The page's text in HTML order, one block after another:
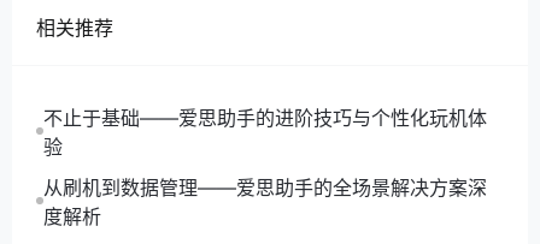
电池该换了。
换过主板的一眼看穿。
逻辑板编号是否匹配 iPhone 14系列以后新增检测项，
环境光传感器是否正常 很多换屏的杂牌屏这里会显示
异常。
相关推荐
不止于基础——爱思助手的进阶技巧与个性化玩机体
验
从刷机到数据管理——爱思助手的全场景解决方案深
度解析